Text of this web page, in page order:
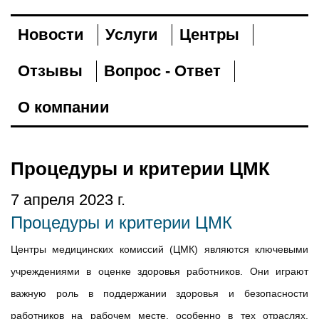
Новости Услуги Центры
Отзывы Вопрос - Ответ
О компании
Процедуры и критерии ЦМК
7 апреля 2023 г.
Процедуры и критерии ЦМК
Центры медицинских комиссий (ЦМК) являются ключевыми
учреждениями в оценке здоровья работников. Они играют
важную роль в поддержании здоровья и безопасности
работников на рабочем месте, особенно в тех отраслях,